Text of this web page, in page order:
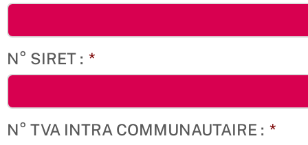
N° SIRET : *
N° TVA INTRA COMMUNAUTAIRE : *